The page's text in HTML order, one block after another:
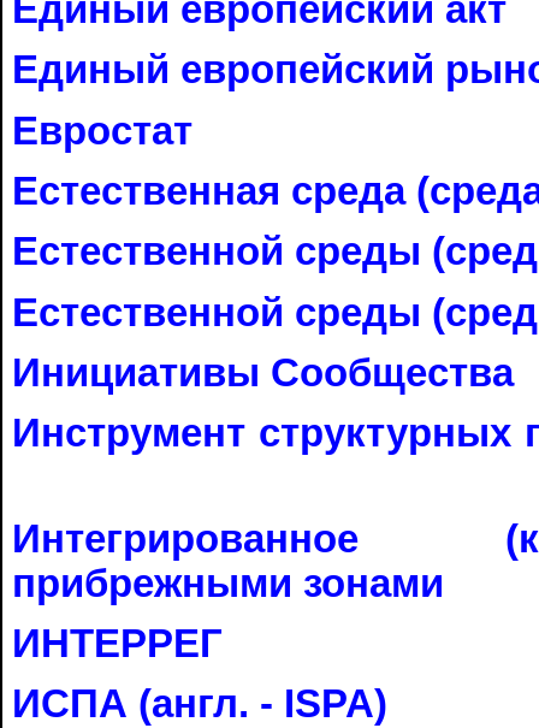
Единый европейский акт
Единый европейский
Евростат
Естественная среда
Естественной среды
Естественной среды
Инициативы Сообщества
Инструмент
Интегрированное
прибрежными зонами
ИНТЕРРЕГ
ИСПА (англ. - ISPA)